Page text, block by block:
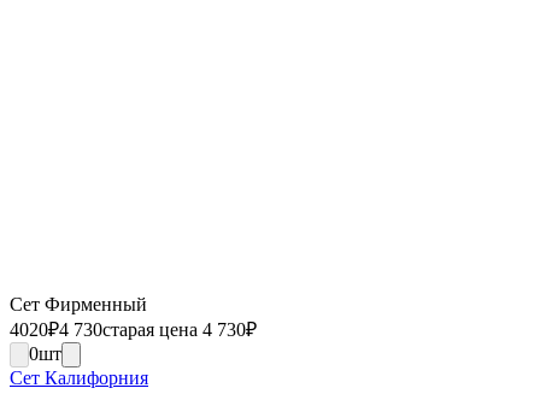
Сет Фирменный
4020₽4 730старая цена 4 730₽
0шт
Сет Калифорния